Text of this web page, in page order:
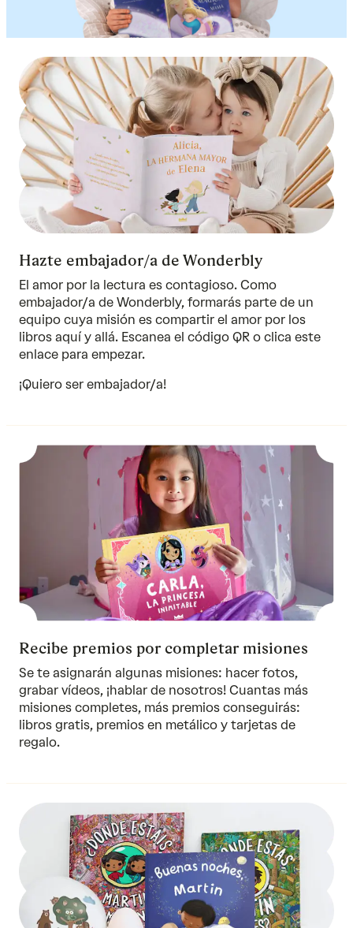
Hazte embajador/a de Wonderbly
El amor por la lectura es contagioso. Como
embajador/a de Wonderbly, formarás parte de un
equipo cuya misión es compartir el amor por los
libros aquí y allá. Escanea el código QR o clica este
enlace para empezar.
¡Quiero ser embajador/a!
Recibe premios por completar misiones
Se te asignarán algunas misiones: hacer fotos,
grabar vídeos, ¡hablar de nosotros! Cuantas más
misiones completes, más premios conseguirás:
libros gratis, premios en metálico y tarjetas de
regalo.